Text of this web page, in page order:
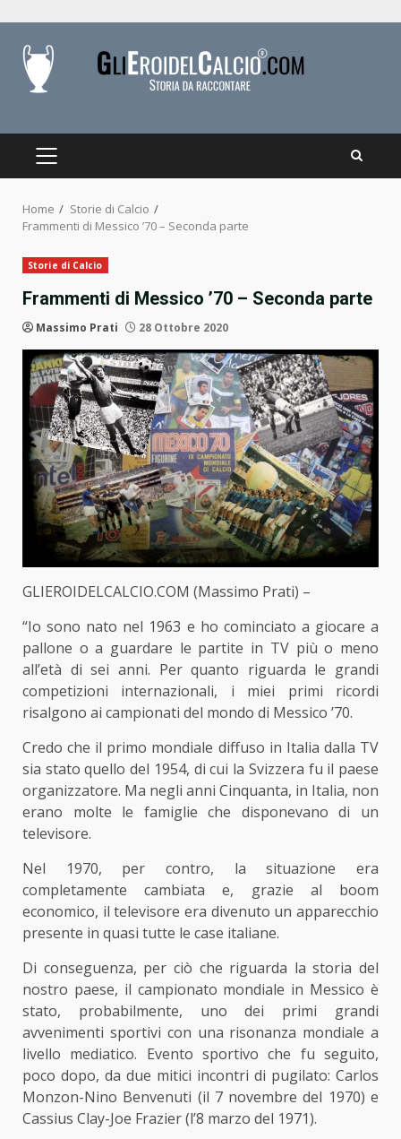
content
PRIMARY
Home
Storie di Calcio
Frammenti di Messico ’70 – Seconda parte
Storie di Calcio
Frammenti di Messico ’70 – Seconda parte
Massimo Prati 28 Ottobre 2020
GLIEROIDELCALCIO.COM (Massimo Prati) –
“Io sono nato nel 1963 e ho cominciato a giocare a
pallone o a guardare le partite in TV più o meno
all’età di sei anni. Per quanto riguarda le grandi
competizioni internazionali, i miei primi ricordi
risalgono ai campionati del mondo di Messico ’70.
Credo che il primo mondiale diffuso in Italia dalla TV
sia stato quello del 1954, di cui la Svizzera fu il paese
organizzatore. Ma negli anni Cinquanta, in Italia, non
erano molte le famiglie che disponevano di un
televisore.
Nel 1970, per contro, la situazione era
completamente cambiata e, grazie al boom
economico, il televisore era divenuto un apparecchio
presente in quasi tutte le case italiane.
Di conseguenza, per ciò che riguarda la storia del
nostro paese, il campionato mondiale in Messico è
stato, probabilmente, uno dei primi grandi
avvenimenti sportivi con una risonanza mondiale a
livello mediatico. Evento sportivo che fu seguito,
poco dopo, da due mitici incontri di pugilato: Carlos
Monzon-Nino Benvenuti (il 7 novembre del 1970) e
Cassius Clay-Joe Frazier (l’8 marzo del 1971).